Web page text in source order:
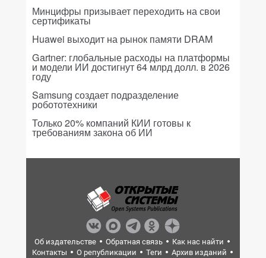
Минцифры призывает переходить на свои
сертификаты
Huawei выходит на рынок памяти DRAM
Gartner: глобальные расходы на платформы
и модели ИИ достигнут 64 млрд долл. в 2026
году
Samsung создает подразделение
робототехники
Только 20% компаний КИИ готовы к
требованиям закона об ИИ
Об издательстве Обратная связь
Как нас найти
Контакты
О републикации Теги
Архив изданий